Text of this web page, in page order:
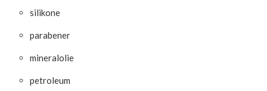
silikone
parabener
mineralolie
petroleum